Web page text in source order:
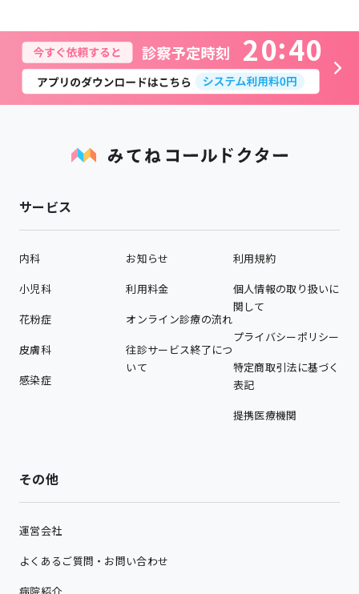
20 40
サービス
内科
小児科
花粉症
皮膚科
感染症
お知らせ
利用料金
オンライン診療の流れ
往診サービス終了につ
いて
利用規約
個人情報の取り扱いに
関して
プライバシーポリシー
特定商取引法に基づく
表記
提携医療機関
その他
運営会社
よくあるご質問・お問い合わせ
病院紹介